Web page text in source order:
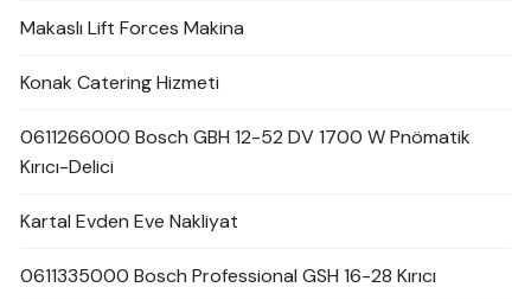
Makaslı Lift Forces Makina
Konak Catering Hizmeti
0611266000 Bosch GBH 12-52 DV 1700 W Pnömatik
Kırıcı-Delici
Kartal Evden Eve Nakliyat
0611335000 Bosch Professional GSH 16-28 Kırıcı